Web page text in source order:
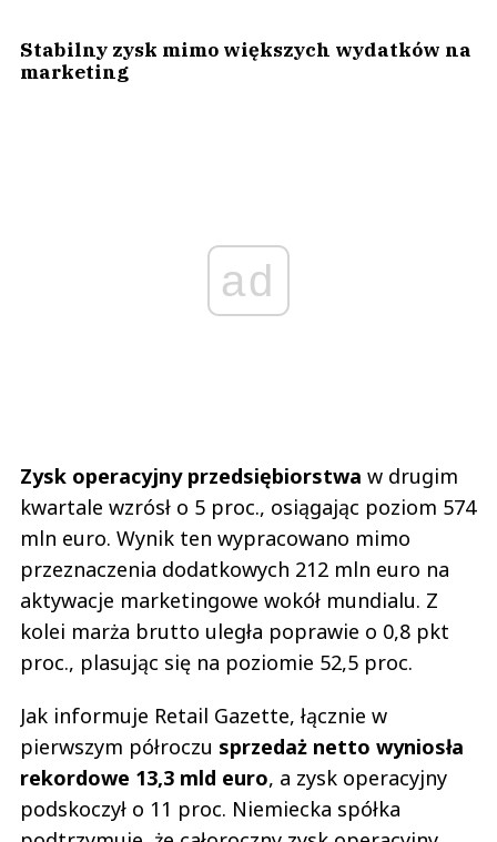
Zysk operacyjny przedsiębiorstwaw drugim
kwartale wzrósł o 5 proc., osiągając poziom 574
mln euro. Wynik ten wypracowano mimo
przeznaczenia dodatkowych 212 mln euro na
aktywacje marketingowe wokół mundialu. Z
kolei marża brutto uległa poprawie o 0,8 pkt
proc., plasując się na poziomie 52,5 proc.
Jak informuje Retail Gazette, łącznie w
pierwszym półroczusprzedaż netto wyniosła